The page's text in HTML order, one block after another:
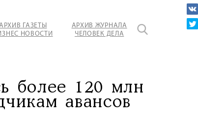
ГАЗЕТЫ
НОВОСТИ
АРХИВ ЖУРНАЛА
ЧЕЛОВЕК ДЕЛА
более 120 млн
авансов